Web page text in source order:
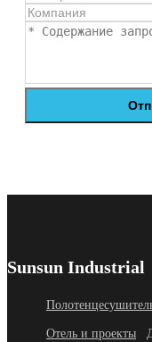
Sunsun Industrial
Отель и проекты